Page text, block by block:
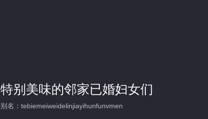
特别美味的邻家已婚妇女们
别名：tebiemeiweidelinjiayihunfunvmen